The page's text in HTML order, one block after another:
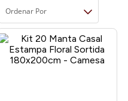
Ordenar Por